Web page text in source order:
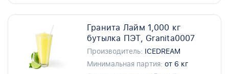
Гранита Лайм 1,000 кг
бутылка ПЭТ, Granita0007
Производитель: ICEDREAM
Минимальная партия: от 6 кг